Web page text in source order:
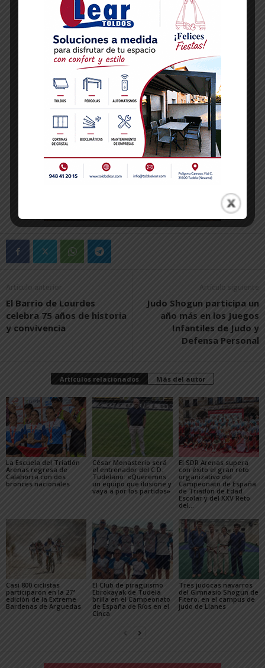
-- Publicidad --
Artículo anterior
El Barrio de Lourdes
celebra 75 años de historia
y convivencia
Artículo siguiente
Judo Shogun participa un
año más en los Juegos
Infantiles de Judo y
Defensa Personal
Artículos relacionados Más del autor
La Escuela del Triatlón
Arenas regresa de
Calahorra con dos
bronces nacionales
César Monasterio será
el entrenador del C.D.
Tudelano: «Queremos
un equipo que ilusione y
vaya a por los partidos»
El SDR Arenas supera
con éxito el gran reto
organizativo del
Campeonato de España
de Triatlón de Edad
Escolar y del XXV Reto
del...
Casi 800 ciclistas
participaron en la 27ª
edición de la Extreme
Bardenas de Arguedas
El Club de piragüismo
Ebrokayak de Tudela
brilla en el Campeonato
de España de Ríos en el
Cinca
Tres judocas navarros
del Gimnasio Shogun de
Fitero, en el campus de
judo de Llanes